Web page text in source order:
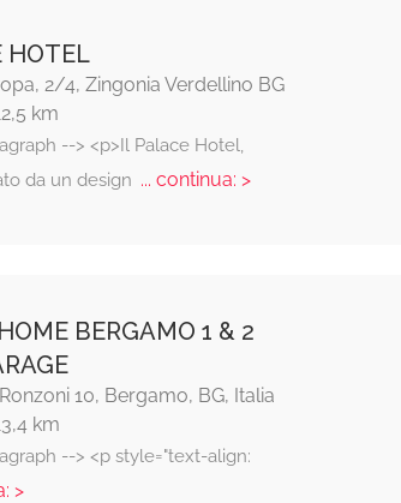
HOTEL
2/4, Zingonia Verdellino BG
km
--> <p>Il Palace Hotel,
da un design... continua: >
BERGAMO 1 & 2
10, Bergamo, BG, Italia
km
--> <p style="text-align:
>